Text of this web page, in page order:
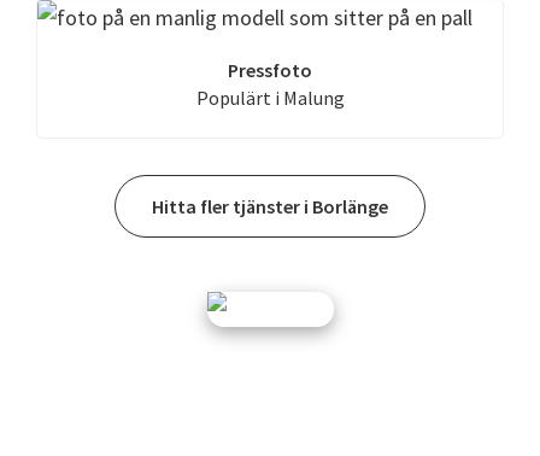
Pressfoto
Populärt i Malung
Hitta fler tjänster i Borlänge